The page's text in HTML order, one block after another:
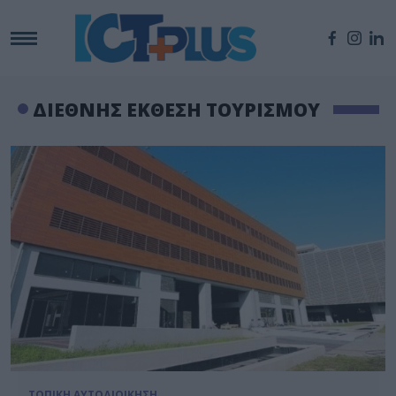
ΔΙΕΘΝΗΣ ΕΚΘΕΣΗ ΤΟΥΡΙΣΜΟΥ